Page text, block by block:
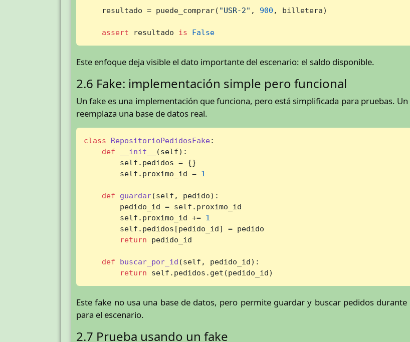
    resultado = puede_comprar(
"USR-2" , 900 , billetera)
assert resultado is False
Este enfoque deja visible el dato importante del escenario: el saldo disponible.
2.6 Fake: implementación simple pero funcional
Un fake es una implementación que funciona, pero está simplificada para pruebas.
reemplaza una base de datos real.
class RepositorioPedidosFake:
def
__init__ (self):
        self.pedidos = {}
        self.proximo_id =
1
def guardar(self, pedido):
        pedido_id = self.proximo_id
        self.proximo_id +=
1
        self.pedidos[pedido_id] = pedido
return pedido_id
def buscar_por_id (self, pedido_id):
return self.pedidos.get(pedido_id)
Este fake no usa una base de datos, pero permite guardar y buscar pedidos
para el escenario.
2.7 Prueba usando un fake